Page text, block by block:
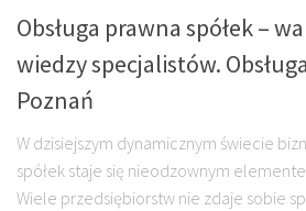
Obsługa prawna spółek –
wiedzy specjalistów.
Poznań
W dzisiejszym dynamicznym świecie
spółek staje się nieodzownym
Wiele przedsiębiorstw nie zdaje sobie